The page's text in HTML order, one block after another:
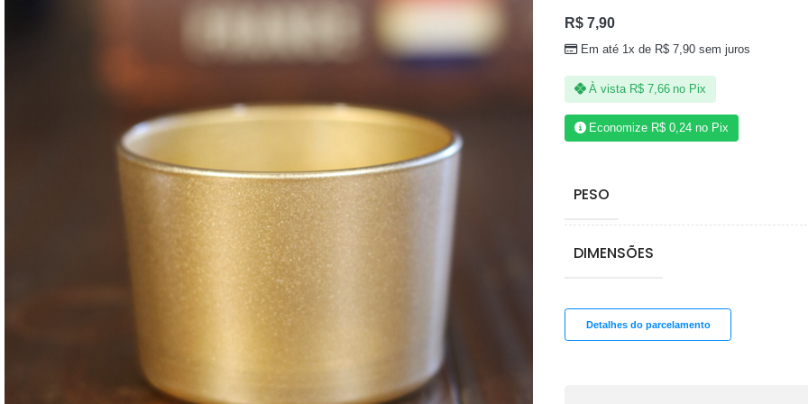
R$7,90
Em até 1x de R$ 7,90 sem juros
À vista R$7,66 no Pix
Economize R$ 0,24 no Pix
PESO
DIMENSÕES
Detalhes do parcelamento